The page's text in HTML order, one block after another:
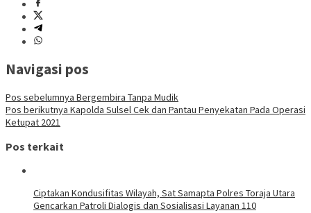
Navigasi pos
Pos sebelumnya Bergembira Tanpa Mudik
Pos berikutnya Kapolda Sulsel Cek dan Pantau Penyekatan Pada Operasi
Ketupat 2021
Pos terkait
Ciptakan Kondusifitas Wilayah, Sat Samapta Polres Toraja Utara
Gencarkan Patroli Dialogis dan Sosialisasi Layanan 110